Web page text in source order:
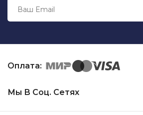
Оплата:
Мы В Соц. Сетях